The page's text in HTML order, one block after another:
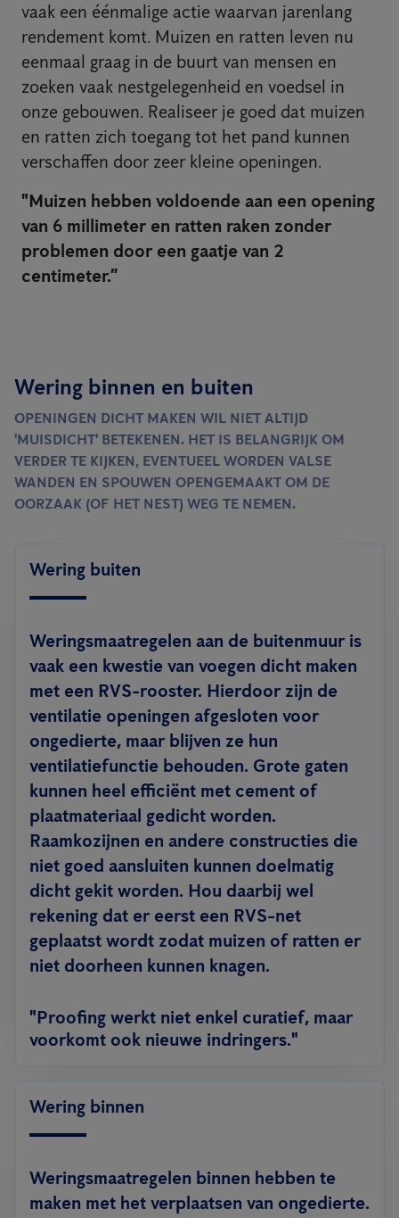
vaak een éénmalige actie waarvan jarenlang
rendement komt. Muizen en ratten leven nu
eenmaal graag in de buurt van mensen en
zoeken vaak nestgelegenheid en voedsel in
onze gebouwen. Realiseer je goed dat muizen
en ratten zich toegang tot het pand kunnen
verschaffen door zeer kleine openingen.
"Muizen hebben voldoende aan een opening
van 6 millimeter en ratten raken zonder
problemen door een gaatje van 2
centimeter.”
Wering binnen en buiten
OPENINGEN DICHT MAKEN WIL NIET ALTIJD
'MUISDICHT' BETEKENEN. HET IS BELANGRIJK OM
VERDER TE KIJKEN, EVENTUEEL WORDEN VALSE
WANDEN EN SPOUWEN OPENGEMAAKT OM DE
OORZAAK (OF HET NEST) WEG TE NEMEN.
Wering buiten
Weringsmaatregelen aan de buitenmuur is
vaak een kwestie van voegen dicht maken
met een RVS-rooster. Hierdoor zijn de
ventilatie openingen afgesloten voor
ongedierte, maar blijven ze hun
ventilatiefunctie behouden. Grote gaten
kunnen heel efficiënt met cement of
plaatmateriaal gedicht worden.
Raamkozijnen en andere constructies die
niet goed aansluiten kunnen doelmatig
dicht gekit worden. Hou daarbij wel
rekening dat er eerst een RVS-net
geplaatst wordt zodat muizen of ratten er
niet doorheen kunnen knagen.
"Proofing werkt niet enkel curatief, maar
voorkomt ook nieuwe indringers."
Wering binnen
Weringsmaatregelen binnen hebben te
maken met het verplaatsen van ongedierte.